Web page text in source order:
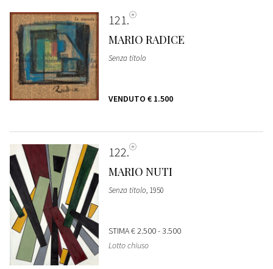
121
MARIO RADICE
Senza titolo
VENDUTO € 1.500
122
MARIO NUTI
Senza titolo, 1950
STIMA€ 2.500 - 3.500
Lotto chiuso